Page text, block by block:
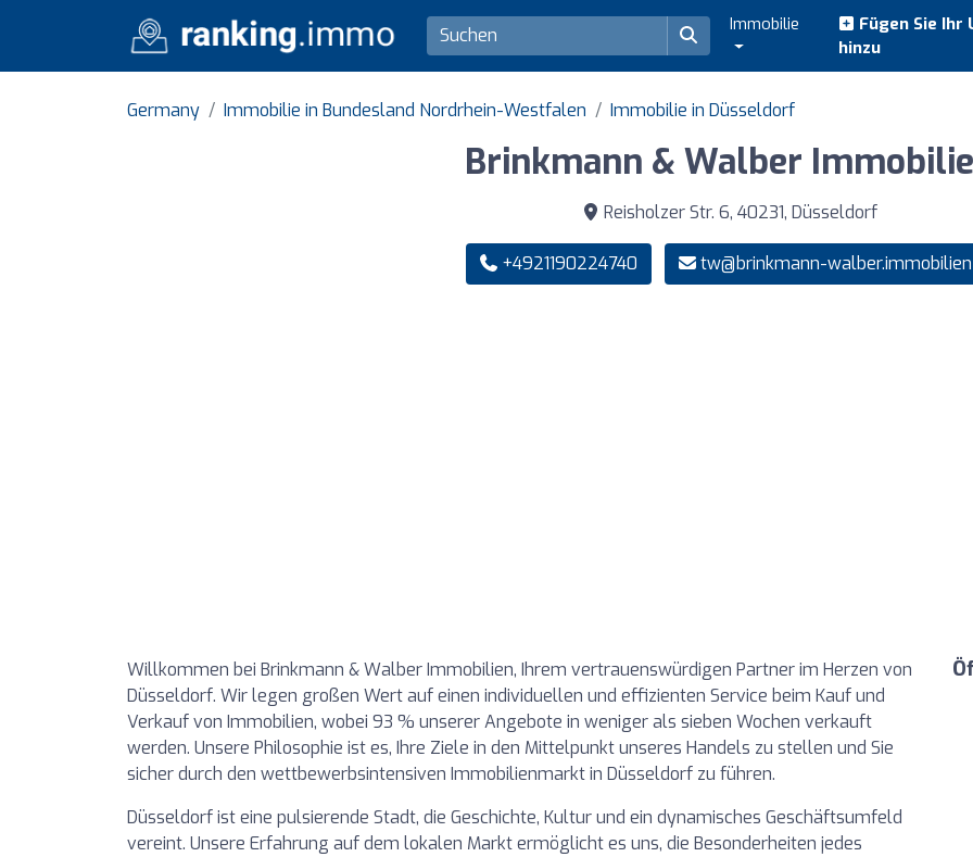
Immobilie
Fügen Sie
hinzu
Germany Immobilie in Bundesland Nordrhein-Westfalen Immobilie in Düsseldorf
Brinkmann & Walber
Reisholzer Str. 6, 40231, Düsseldorf
+4921190224740 tw@brinkmann-walber.immobilien
Willkommen bei Brinkmann & Walber Immobilien, Ihrem vertrauenswürdigen Partner im Herzen von
Düsseldorf. Wir legen großen Wert auf einen individuellen und effizienten Service beim Kauf und
Verkauf von Immobilien, wobei 93 % unserer Angebote in weniger als sieben Wochen verkauft
werden. Unsere Philosophie ist es, Ihre Ziele in den Mittelpunkt unseres Handels zu stellen und Sie
sicher durch den wettbewerbsintensiven Immobilienmarkt in Düsseldorf zu führen.
Düsseldorf ist eine pulsierende Stadt, die Geschichte, Kultur und ein dynamisches Geschäftsumfeld
vereint. Unsere Erfahrung auf dem lokalen Markt ermöglicht es uns, die Besonderheiten jedes